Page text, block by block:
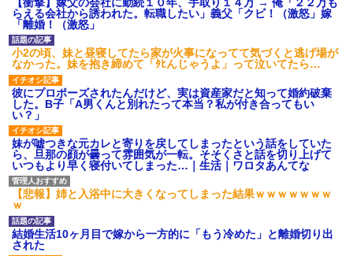
らえる会社から誘われた。転職したい」義父「クビ！（激怒」嫁
「離婚！（激怒」
小2の頃、妹と昼寝してたら家が火事になってて気づくと逃げ場が
なかった。妹を抱き締めて「ﾀﾋんじゃうよ」って泣いてたら…
彼にプロポーズされたんだけど、実は資産家だと知って婚約破棄
した。B子「A男くんと別れたって本当？私が付き合ってもい
い？」
妹が嘘つきな元カレと寄りを戻してしまったという話をしていた
ら、旦那の顔が曇って雰囲気が一転。そそくさと話を切り上げて
いつもより早く寝付いてしまった…｜生活｜ワロタあんてな
【悲報】姉と入浴中に大きくなってしまった結果ｗｗｗｗｗｗｗ
ｗ
結婚生活10ヶ月目で嫁から一方的に「もう冷めた」と離婚切り出
された